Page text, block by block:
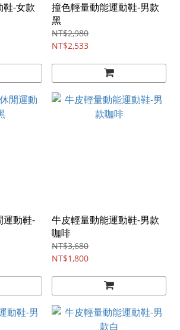
鞋-女款
撞色輕量動能運動鞋-男款
黑
NT$2,980
NT$2,533
運動鞋-
牛皮輕量動能運動鞋-男款
咖啡
NT$3,680
NT$1,800